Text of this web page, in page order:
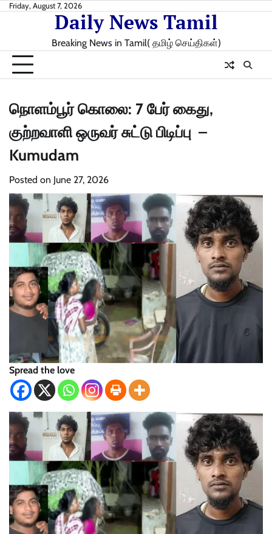
SkipFriday, August 7, 2026
Daily News Tamil
Breaking News in Tamil( தமிழ் செய்திகள்)
நொளம்பூர் கொலை: 7 பேர் கைது,
குற்றவாளி ஒருவர் சுட்டு பிடிப்பு –
Kumudam
Posted on June 27, 2026
Spread the love